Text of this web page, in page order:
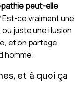
peut-elle
Est-ce vraiment une
juste une illusion
et on partage
et à quoi ça